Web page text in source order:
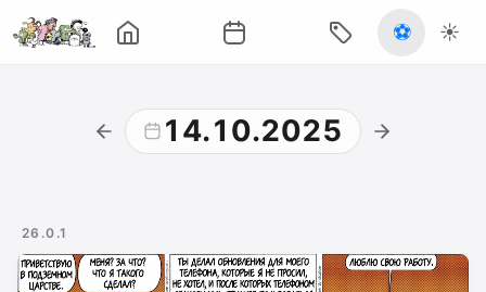
⚽ ☀️
14.10.2025
26.0.1